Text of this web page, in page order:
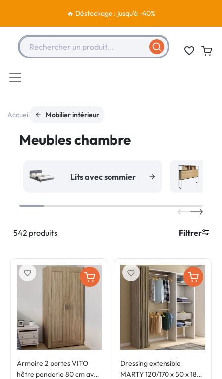
🔥 Déstockage : jusqu'à -40%
Rechercher un produit... favorite_border
Accueil Mobilier intérieur
Meubles chambre
Lits avec sommier
542 produits Filtrer
Armoire 2 portes VITO
hêtre penderie 80 cm avec
favorite_border
Dressing extensible
MARTY 120/170 x 50 x 180
favorite_border